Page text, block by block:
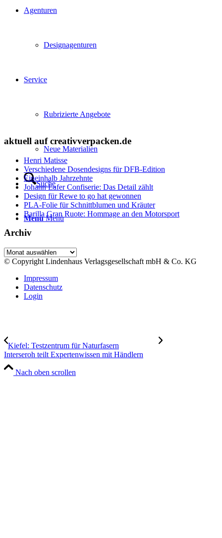
Agenturen
Designagenturen
Service
Rubrizierte Angebote
Neue Materialien
Suche
Menü Menü
aktuell auf creativverpacken.de
Henri Matisse
Verschiedene Dosendesigns für DFB-Edition
Eineinhalb Jahrzehnte
Johann Lafer Confiserie: Das Detail zählt
Design für Rewe to go hat gewonnen
PLA-Folie für Schnittblumen und Kräuter
Barilla Gran Ruote: Hommage an den Motorsport
Archiv
Archiv
© Copyright Lindenhaus Verlagsgesellschaft mbH & Co. KG
Impressum
Datenschutz
Login
Kiefel: Testzentrum für Naturfasern
Interseroh teilt Expertenwissen mit Händlern
Nach oben scrollen